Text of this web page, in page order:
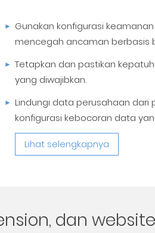
Gunakan konfigurasi
mencegah ancaman berbasis
Tetapkan dan pastikan
yang diwajibkan.
Lindungi data perusahaan dari
konfigurasi kebocoran data
Lihat selengkapnya
dan